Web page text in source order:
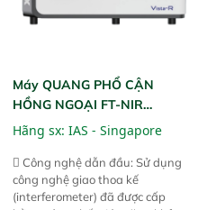
Máy QUANG PHỔ CẬN
HỒNG NGOẠI FT-NIR
Analyzer Vista-R
Hãng sx: IAS - Singapore
 Công nghệ dẫn đầu: Sử dụng
công nghệ giao thoa kế
(interferometer) đã được cấp